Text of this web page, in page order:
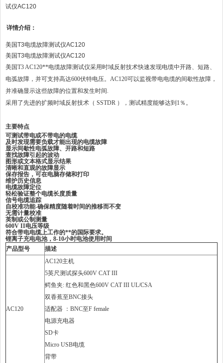
试仪AC120
详情介绍：
美国T3电缆故障测试仪AC120
美国T3电缆故障测试仪AC120
美国T3 AC120**电缆故障测试仪采用时域反射技术快速发现电缆中开路、短路、
电弧故障，并可支持高达600伏特电压。AC120可以监视带电电缆的间歇性故障，
并准确显示这些故障的位置和发生时间.
采用了先进的扩频时域反射技术（ SSTDR ），测试精度能够达到1％。
主要特点
可测试带电或不带电的电缆
及时发现需要负载才能出现的电缆故障
显示间歇性电弧故障、开路和短路
查找故障引起的波动
图形或文本格式显示结果
清晰和直观的故障显示
保存报告，可在电脑存储和打印
维护历史信息
电缆故障定位
轻松验证整个电缆长度质量
信号电缆追踪
自校准功能-确保精度随着时间的推移而不变
无需计量校准
英制或公制测量
600V II电压等级
符合带电电缆上工作的**的国际要求。
锂离子充电电池， 8-10小时电池使用时间
产品型号
描述
AC120
AC120主机
5英尺测试探头600V CAT III
鳄鱼夹: 红色和黑色600V CAT III UL/CSA
双香蕉至BNC接头
适配器 ：BNC至F female
电源充电器
SD卡
Micro USB电缆
背带